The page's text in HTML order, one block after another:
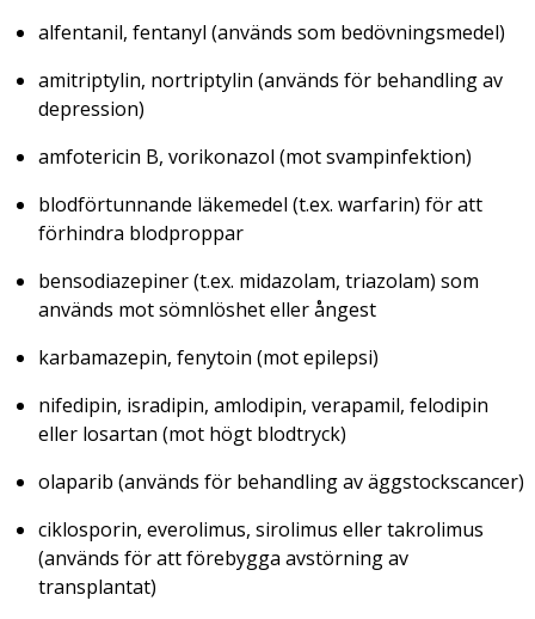
alfentanil, fentanyl (används som bedövningsmedel)
amitriptylin, nortriptylin (används för behandling av
depression)
amfotericin B, vorikonazol (mot svampinfektion)
blodförtunnande läkemedel (t.ex. warfarin) för att
förhindra blodproppar
bensodiazepiner (t.ex. midazolam, triazolam) som
används mot sömnlöshet eller ångest
karbamazepin, fenytoin (mot epilepsi)
nifedipin, isradipin, amlodipin, verapamil, felodipin
eller losartan (mot högt blodtryck)
olaparib (används för behandling av äggstockscancer)
ciklosporin, everolimus, sirolimus eller takrolimus
(används för att förebygga avstörning av
transplantat)